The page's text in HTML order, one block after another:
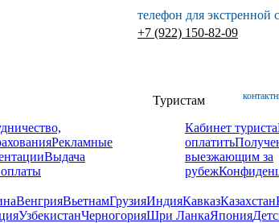
телефон для экстренной
+7 (922) 150-82-09
Рекламные
Выдача
Туристам
Кабинет туриста
оплатить
выезжающим за
рубеж
ВенгрияВьетнамГрузияИндияКавказКазахстан
УзбекистанЧерногорияШри ЛанкаЯпония